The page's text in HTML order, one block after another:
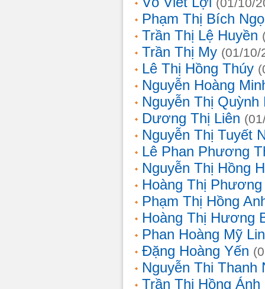
Phạm Thị Bích
Trần Thị Lệ Huyền
Trần Thị My (01/10/
Lê Thị Hồng Thúy
Nguyễn Hoàng
Nguyễn Thị Quỳnh
Dương Thị Liên
Nguyễn Thị Tuyết
Lê Phan Phương
Nguyễn Thị Hồng
Hoàng Thị Phương
Phạm Thị Hồng
Hoàng Thị Hương
Phan Hoàng Mỹ
Đặng Hoàng Yến
Nguyễn Thi Thanh
Trần Thị Hồng Ánh